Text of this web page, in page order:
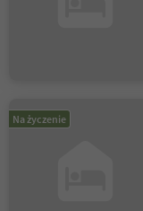
Na życzenie